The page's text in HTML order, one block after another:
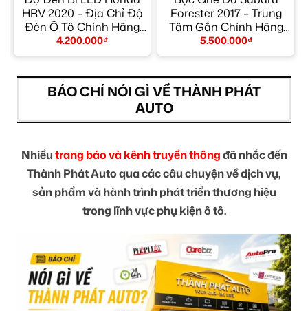
HRV 2020 – Địa Chỉ Độ
Đèn Ô Tô Chính Hãng
TPHCM
4.200.000₫
Forester 2017 – Trung
Tâm Gắn Chính Hãng
Giá Tốt TPHCM
5.500.000₫
BÁO CHÍ NÓI GÌ VỀ THÀNH PHÁT
AUTO
Nhiềutrang báo và kênh truyền thôngđã nhắc đến
Thành Phát Auto qua các câu chuyện về dịch vụ,
sản phẩm và hành trình phát triển thương hiệu
trong lĩnh vực phụ kiện ô tô.